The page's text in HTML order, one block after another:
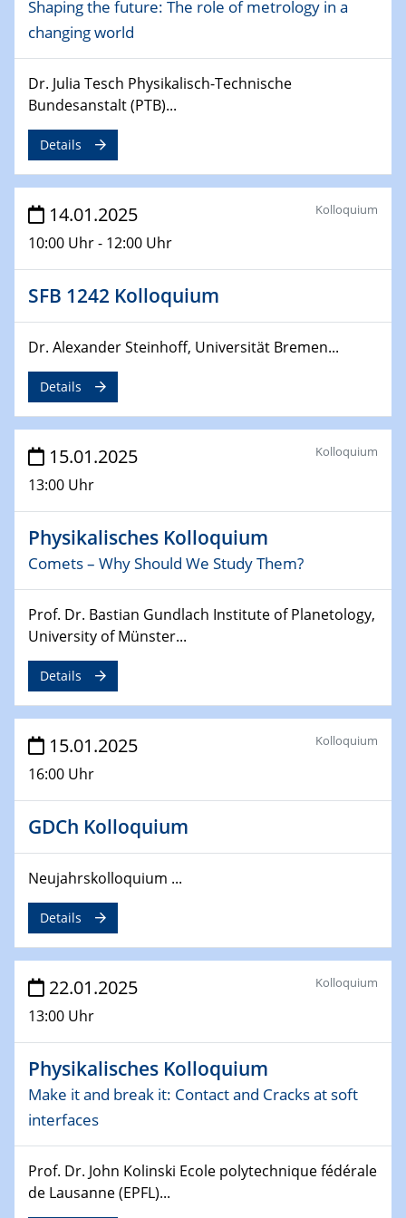
06.02.2025
Sfb-trr247-all Seminar
10.02.2025 - 11.02.2025
Sfb-trr247-all Workshop
UnOCat
11.02.2025
SFB/TRR 270 Kolloquium
11.02.2025
Social Hour
11.02.2025
Natural Water to H2
12.02.2025 - 14.02.2025
Sfb-trr247-all Annual Meeting
24.02.2025
CENIDE-BGU Seminar
WIN & CENIDE Seminar Series on 2D-
MATURE
27.02.2025
Sfb-trr247-all Seminar
18.03.2025 - 19.03.2025
Kooperationsseminar
Elektrolyse/Brennstoffzelle
21.03.2025
EIC Pathfinder
26.03.2025 - 28.03.2025
2nd ACAMEC 2025
Conversion
27.03.2025
WIN & CENIDE Seminar Series on 2D-
MATURE
27.03.2025
CENIDE-BGU Seminar
01.04.2025
Colloquia Series on Sustainable Metallurgy
Towards more sustainable uses of rare earth elements
- from an inorganic and biological perspective
Shaping the future: The role of metrology in a
changing world
Dr. Julia Tesch Physikalisch-Technische
Bundesanstalt (PTB)...
Details
14.01.2025
10:00 Uhr - 12:00 Uhr
Kolloquium
SFB 1242 Kolloquium
Dr. Alexander Steinhoff, Universität Bremen...
Details
15.01.2025
13:00 Uhr
Kolloquium
Physikalisches Kolloquium
Comets – Why Should We Study Them?
Prof. Dr. Bastian Gundlach Institute of Planetology,
University of Münster...
Details
15.01.2025
16:00 Uhr
Kolloquium
GDCh Kolloquium
Neujahrskolloquium ...
Details
22.01.2025
13:00 Uhr
Kolloquium
Physikalisches Kolloquium
Make it and break it: Contact and Cracks at soft
interfaces
Prof. Dr. John Kolinski Ecole polytechnique fédérale
de Lausanne (EPFL)...